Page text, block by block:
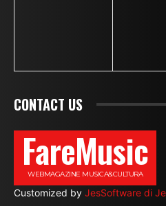
CONTACT US
FareMusic
WEBMAGAZINE MUSICA&CULTURA
Customized by JesSoftware di